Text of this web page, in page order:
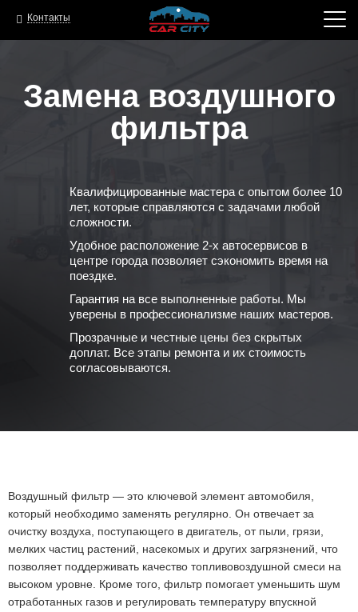
Контакты
Замена воздушного
фильтра
Квалифицированные мастера с опытом более 10
лет, которые справляются с задачами любой
сложности.
Удобное расположение 2-х автосервисов в
центре города позволяет сэкономить время на
поездке.
Гарантия на все выполненные работы. Мы
уверены в профессионализме наших мастеров.
Прозрачные и честные цены без скрытых
доплат. Все этапы ремонта и их стоимость
согласовываются.
Воздушный фильтр — это ключевой элемент автомобиля,
который необходимо заменять регулярно. Он отвечает за
очистку воздуха, поступающего в двигатель, от пыли, грязи,
мелких частиц растений, насекомых и других загрязнений, что
позволяет поддерживать качество топливовоздушной смеси на
высоком уровне. Кроме того, фильтр помогает уменьшить шум
отработанных газов и регулировать температуру впускной